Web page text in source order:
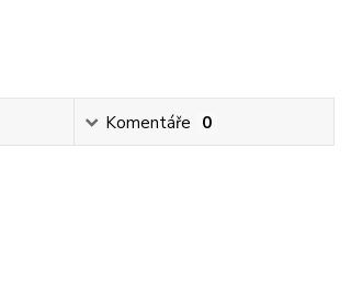
Komentáře 0